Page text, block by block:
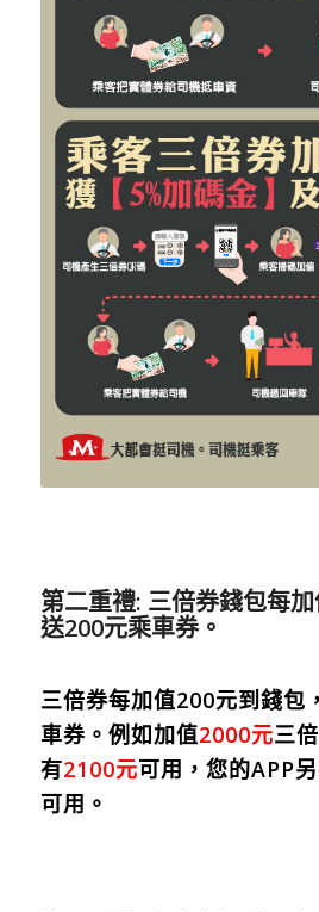
第二重禮: 三倍券錢包每
送200元乘車券。
三倍券每加值200元到錢包
車券。例如加值2000元三
有2100元可用，您的APP
可用。